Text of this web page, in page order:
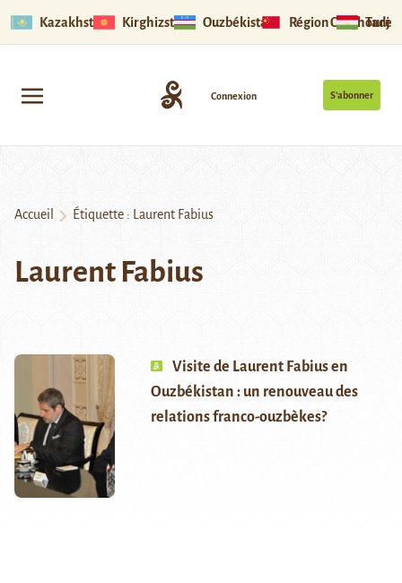
Kazakhstan Kirghizstan Ouzbékistan Région Ouïghoure
S’abonner
Connexion
Accueil Étiquette : Laurent Fabius
Laurent Fabius
Visite de Laurent Fabius en
Ouzbékistan : un renouveau des
relations franco-ouzbèkes?